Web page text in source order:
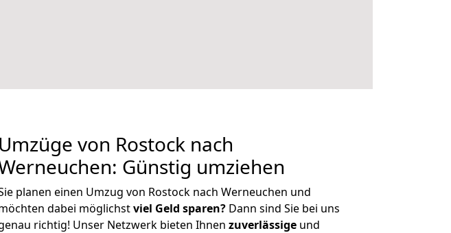
Umzüge von Rostock nach
Günstig umziehen
planen einen Umzug von Rostock nach Werneuchen und
dabei möglichstviel Geld sparen? Dann sind Sie bei uns
richtig! Unser Netzwerk bieten Ihnen zuverlässige und